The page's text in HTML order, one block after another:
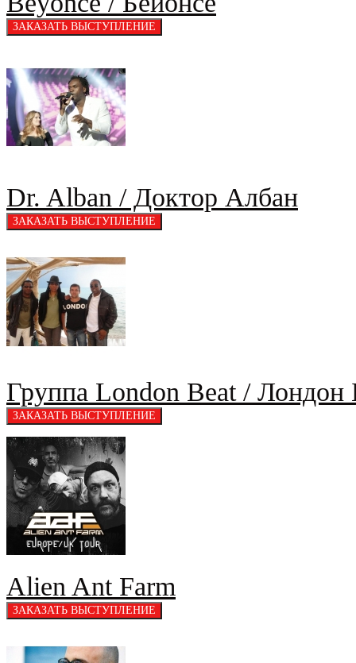
Dr. Alban / Доктор Албан
Группа London Beat / Лондон
Alien Ant Farm